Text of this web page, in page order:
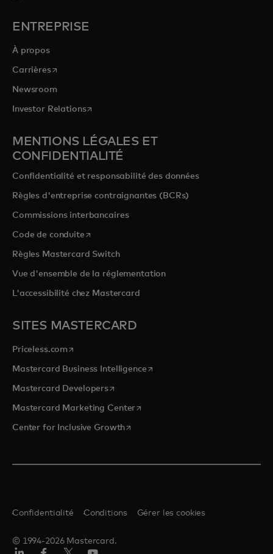
ENTREPRISE
À propos
Carrièress’ouvre dans un nouvel onglet
Newsroom
Investor Relationss’ouvre dans un nouvel onglet
MENTIONS LÉGALES ET
CONFIDENTIALITÉ
Confidentialité et responsabilité des données
Règles d'entreprise contraignantes (BCRs)
Commissions interbancaires
Code de conduites’ouvre dans un nouvel onglet
Règles Mastercard Switch
Vue d'ensemble de la réglementation
L'accessibilité chez Mastercard
SITES MASTERCARD
Priceless.com s’ouvre dans un nouvel onglet
Mastercard Business Intelligences’ouvre dans un nouvel onglet
Mastercard Developerss’ouvre dans un nouvel onglet
Mastercard Marketing Centers’ouvre dans un nouvel onglet
Center for Inclusive Growths’ouvre dans un nouvel onglet
© 1994-2026 Mastercard.
Confidentialité Conditions Gérer les cookies